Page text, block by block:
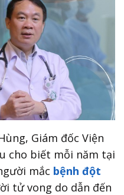
Giám đốc Viện
cho biết mỗi năm tại
mắc bệnh đột
tử vong do dẫn đến